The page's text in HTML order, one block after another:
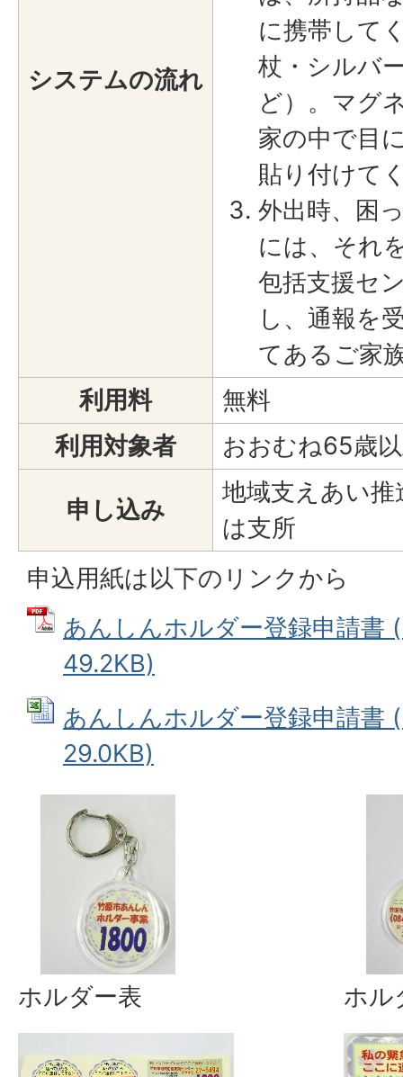
システムの流れ
に携帯して
杖・シルバ
ど）。マグ
家の中で目
貼り付けて
外出時、困
には、それ
包括支援セ
し、通報を
てあるご家
利用料
無料
利用対象者
おおむね65歳
申し込み
地域支えあい
は支所
申込用紙は以下のリンクから
あんしんホルダー登録申請書
49.2KB)
あんしんホルダー登録申請書
29.0KB)
ホルダー表 ホル